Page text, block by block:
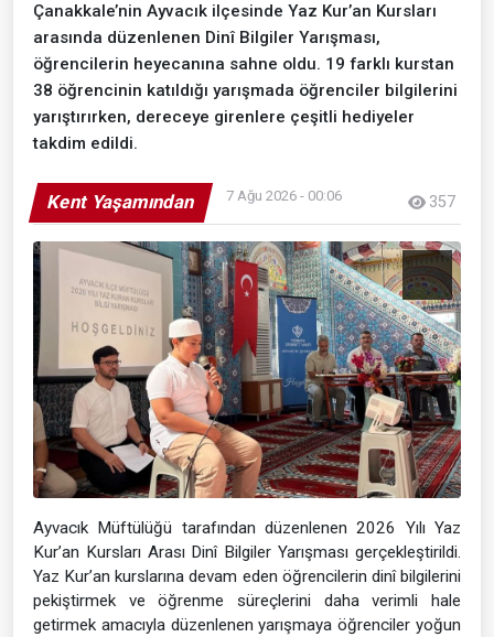
Çanakkale’nin Ayvacık ilçesinde Yaz Kur’an Kursları
arasında düzenlenen Dinî Bilgiler Yarışması,
öğrencilerin heyecanına sahne oldu. 19 farklı kurstan
38 öğrencinin katıldığı yarışmada öğrenciler bilgilerini
yarıştırırken, dereceye girenlere çeşitli hediyeler
takdim edildi.
Kent Yaşamından 7 Ağu 2026 - 00:06 357
Ayvacık Müftülüğü tarafından düzenlenen 2026 Yılı Yaz
Kur’an Kursları Arası Dinî Bilgiler Yarışması gerçekleştirildi.
Yaz Kur’an kurslarına devam eden öğrencilerin dinî bilgilerini
pekiştirmek ve öğrenme süreçlerini daha verimli hale
getirmek amacıyla düzenlenen yarışmaya öğrenciler yoğun